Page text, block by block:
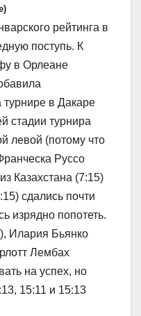
рейтинга в
поступь. К
в Орлеане
турнире в Дакаре
стадии турнира
левой (потому что
Руссо
Казахстана (7:15)
сдались почти
изрядно попотеть.
Илария Бьянко
Лембах
на успех, но
15:11 и 15:13